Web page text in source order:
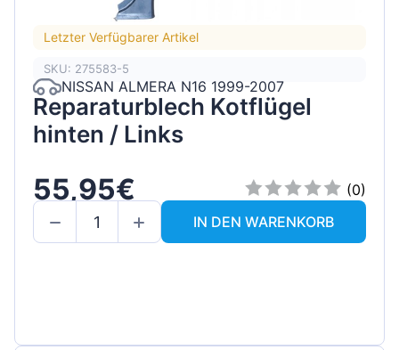
Letzter Verfügbarer Artikel
SKU: 275583-5
NISSAN ALMERA N16 1999-2007
Reparaturblech Kotflügel
hinten / Links
55,95€
(0)
IN DEN WARENKORB